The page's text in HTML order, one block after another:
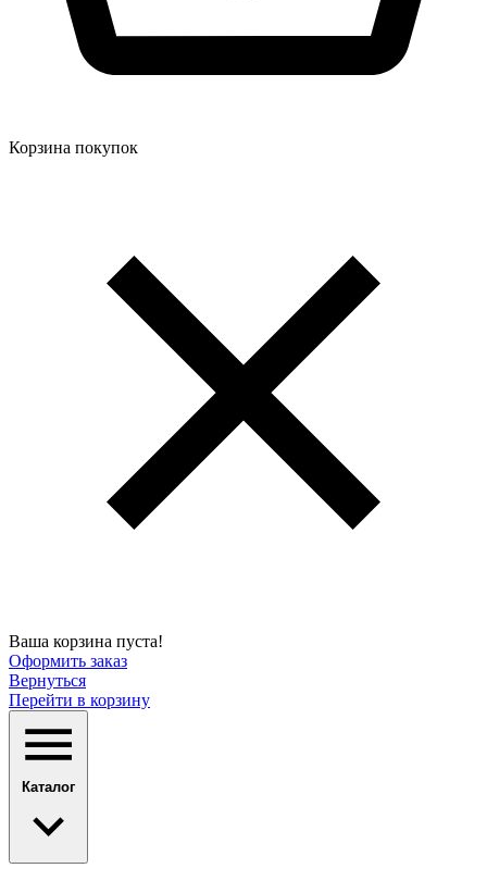
Корзина покупок
Ваша корзина пуста!
Оформить заказ
Вернуться
Перейти в корзину
Каталог